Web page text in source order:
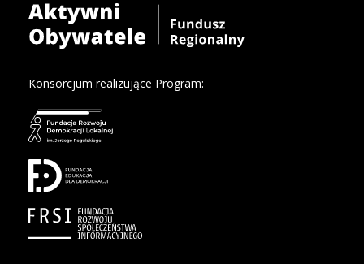
Konsorcjum realizujące Program: